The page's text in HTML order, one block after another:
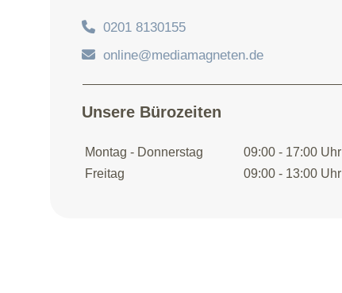
 0201 8130155
 online@mediamagneten.de
Unsere Bürozeiten
Montag - Donnerstag
09:00 - 17:00 Uhr
Freitag
09:00 - 13:00 Uhr